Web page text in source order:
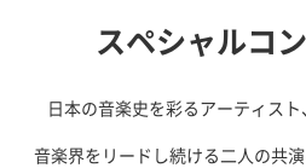
スペシャルコ
日本の音楽史を彩るアーティスト
音楽界をリードし続ける二人の共